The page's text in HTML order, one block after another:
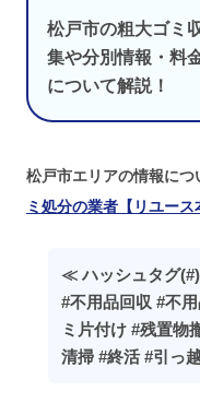
松戸市の粗大ゴミ
集や分別情報・料
について解説！
松戸市エリアの情報につ
ミ処分の業者【リユース
≪ ハッシュタグ
#不用品回収 #不
ミ片付け #残置物
清掃 #終活 #引っ